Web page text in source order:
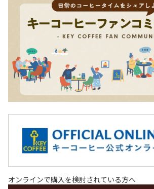
オンラインで購入を検討されている方へ